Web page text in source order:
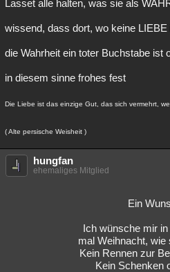
Lasset alle halten, was sie als
wissend, dass dort, wo keine LIEBE
die Wahrheit ein toter Buchstabe ist
in diesem sinne frohes fest
Die Liebe ist das einzige Gut, das sich vermehrt,
( Alte persische Weisheit )
hungfan
ehemaliges Mitglied
Ein
Ich wünsche mir
mal Weihnacht, wie
Kein Rennen zur
Kein Schenken